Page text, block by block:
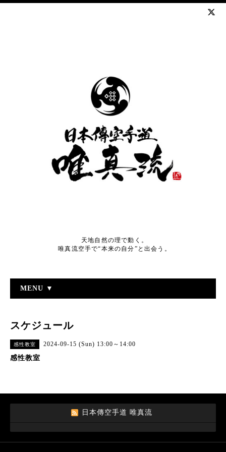
天地自然の理で動く。
唯真流空手で“本来の自分”と出会う。
MENU ▼
スケジュール
感性教室 2024-09-15 (Sun) 13:00～14:00
感性教室
日本傳空手道 唯真流